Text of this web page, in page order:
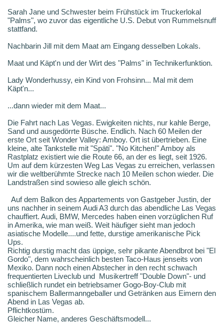
Sarah Jane und Schwester beim Frühstück im Truckerlokal
"Palms", wo zuvor das eigentliche U.S. Debut von Rummelsnuff
stattfand.
Nachbarin Jill mit dem Maat am Eingang desselben Lokals.
Maat und Käpt'n und der Wirt des "Palms" in Technikerfunktion.
Lady Wonderhussy, ein Kind von Frohsinn... Mal mit dem
Käpt'n...
...dann wieder mit dem Maat...
Die Fahrt nach Las Vegas. Ewigkeiten nichts, nur kahle Berge,
Sand und ausgedörrte Büsche. Endlich. Nach 60 Meilen der
erste Ort seit Wonder Valley: Amboy. Ort ist übertrieben. Eine
kleine, alte Tankstelle mit "Späti". "No Kitchen!" Amboy als
Rastplatz existiert wie die Route 66, an der es liegt, seit 1926.
Um auf dem kürzesten Weg Las Vegas zu erreichen, verlassen
wir die weltberühmte Strecke nach 10 Meilen schon wieder. Die
Landstraßen sind sowieso alle gleich schön.
Auf dem Balkon des Appartements von Gastgeber Justin, der
uns nachher in seinem Audi A3 durch das abendliche Las Vegas
chauffiert. Audi, BMW, Mercedes haben einen vorzüglichen Ruf
in Amerika, wie man weiß. Weit häufiger sieht man jedoch
asiatische Modelle....und fette, durstige amerikanische Pick
Ups.
Richtig durstig macht das üppige, sehr pikante Abendbrot bei "El
Gordo", dem wahrscheinlich besten Taco-Haus jenseits von
Mexiko. Dann noch einen Abstecher in den recht schwach
frequentierten Liveclub und Musikertreff "Double Down"- und
schließlich rundet ein betriebsamer Gogo-Boy-Club mit
spanischem Ballermanngeballer und Getränken aus Eimern den
Abend in Las Vegas ab.
Pflichtkostüm.
Gleicher Name, anderes Geschäftsmodell...